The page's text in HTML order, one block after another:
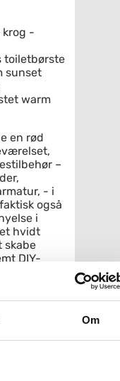
Om
krog -
toiletbørste
sunset
warm
en rød
–
- i
også
i
hvidt
skabe
DIY-
tilbehør til
byder
er med